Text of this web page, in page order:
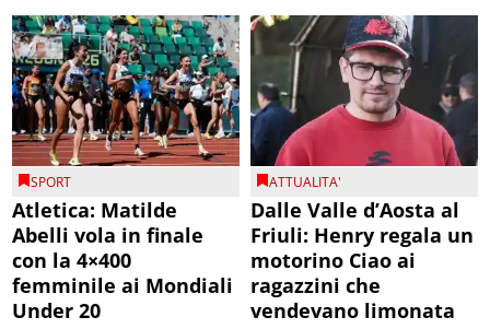
SPORT
Atletica: Matilde
Abelli vola in finale
con la 4×400
femminile ai Mondiali
Under 20
ATTUALITA'
Dalle Valle d’Aosta al
Friuli: Henry regala un
motorino Ciao ai
ragazzini che
vendevano limonata